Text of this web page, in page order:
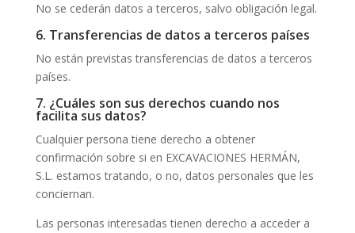
No se cederán datos a terceros, salvo obligación legal.
6. Transferencias de datos a terceros países
No están previstas transferencias de datos a terceros
países.
7. ¿Cuáles son sus derechos cuando nos
facilita sus datos?
Cualquier persona tiene derecho a obtener
confirmación sobre si en EXCAVACIONES HERMÁN,
S.L. estamos tratando, o no, datos personales que les
conciernan.
Las personas interesadas tienen derecho a acceder a